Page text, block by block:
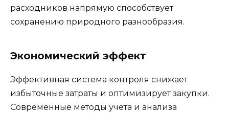
расходников напрямую способствует
сохранению природного разнообразия.
Экономический эффект
Эффективная система контроля снижает
избыточные затраты и оптимизирует закупки.
Современные методы учета и анализа